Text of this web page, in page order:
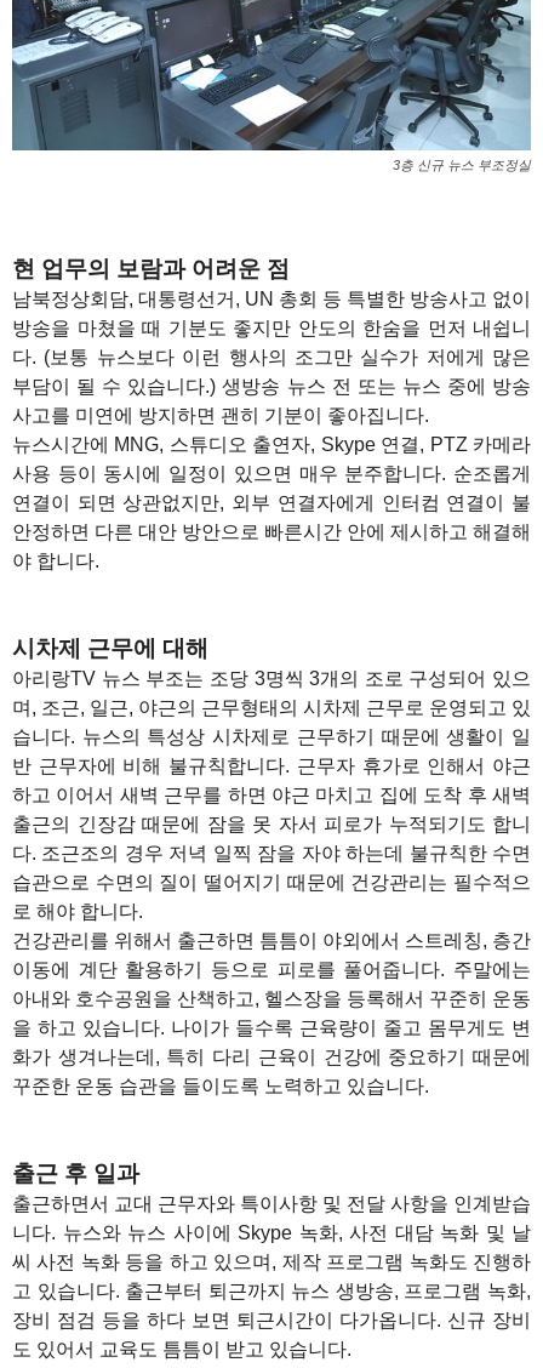
3층 신규 뉴스 부조정실
현 업무의 보람과 어려운 점
남북정상회담, 대통령선거, UN 총회 등 특별한 방송사고 없이
방송을 마쳤을 때 기분도 좋지만 안도의 한숨을 먼저 내쉽니
다. (보통 뉴스보다 이런 행사의 조그만 실수가 저에게 많은
부담이 될 수 있습니다.) 생방송 뉴스 전 또는 뉴스 중에 방송
사고를 미연에 방지하면 괜히 기분이 좋아집니다.
뉴스시간에 MNG, 스튜디오 출연자, Skype 연결, PTZ 카메라
사용 등이 동시에 일정이 있으면 매우 분주합니다. 순조롭게
연결이 되면 상관없지만, 외부 연결자에게 인터컴 연결이 불
안정하면 다른 대안 방안으로 빠른시간 안에 제시하고 해결해
야 합니다.
시차제 근무에 대해
아리랑TV 뉴스 부조는 조당 3명씩 3개의 조로 구성되어 있으
며, 조근, 일근, 야근의 근무형태의 시차제 근무로 운영되고 있
습니다. 뉴스의 특성상 시차제로 근무하기 때문에 생활이 일
반 근무자에 비해 불규칙합니다. 근무자 휴가로 인해서 야근
하고 이어서 새벽 근무를 하면 야근 마치고 집에 도착 후 새벽
출근의 긴장감 때문에 잠을 못 자서 피로가 누적되기도 합니
다. 조근조의 경우 저녁 일찍 잠을 자야 하는데 불규칙한 수면
습관으로 수면의 질이 떨어지기 때문에 건강관리는 필수적으
로 해야 합니다.
건강관리를 위해서 출근하면 틈틈이 야외에서 스트레칭, 층간
이동에 계단 활용하기 등으로 피로를 풀어줍니다. 주말에는
아내와 호수공원을 산책하고, 헬스장을 등록해서 꾸준히 운동
을 하고 있습니다. 나이가 들수록 근육량이 줄고 몸무게도 변
화가 생겨나는데, 특히 다리 근육이 건강에 중요하기 때문에
꾸준한 운동 습관을 들이도록 노력하고 있습니다.
출근 후 일과
출근하면서 교대 근무자와 특이사항 및 전달 사항을 인계받습
니다. 뉴스와 뉴스 사이에 Skype 녹화, 사전 대담 녹화 및 날
씨 사전 녹화 등을 하고 있으며, 제작 프로그램 녹화도 진행하
고 있습니다. 출근부터 퇴근까지 뉴스 생방송, 프로그램 녹화,
장비 점검 등을 하다 보면 퇴근시간이 다가옵니다. 신규 장비
도 있어서 교육도 틈틈이 받고 있습니다.